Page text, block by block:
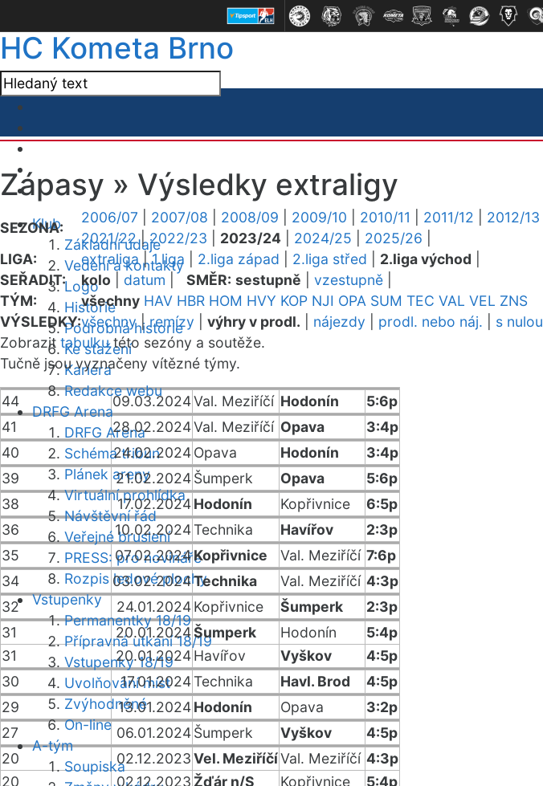
HC Kometa Brno
Klub
Základní údaje
Vedení a kontakty
Logo
Historie
Podrobná historie
Ke stažení
Kariéra
Redakce webu
DRFG Arena
DRFG Arena
Schéma tribun
Plánek areny
Virtuální prohlídka
Návštěvní řád
Veřejné bruslení
PRESS: pro novináře
Rozpis ledové plochy
Vstupenky
Permanentky 18/19
Přípravná utkání 18/19
Vstupenky 18/19
Uvolňování míst
Zvýhodněné
On-line
A-tým
Soupiska
Zápasy » Výsledky extraligy
SEZONA:
2006/07 2007/08 2008/09 2009/10 2010/11 2011/12 2012/13
2021/22|2022/23 2023/24 2024/25 2025/26
LIGA:
extraliga |1.liga 2.liga západ 2.liga střed 2.liga východ
SEŘADIT:
kolo datum SMĚR: sestupně vzestupně
TÝM:
všechny HAV HBR HOM HVY KOP NJI OPA SUM TEC VAL VEL ZNS
VÝSLEDKY:všechny|remízy výhry v prodl. nájezdy prodl. nebo náj. s nulou
Zobrazit tabulkutéto sezóny a soutěže.
Tučně jsou vyznačeny vítězné týmy.
44 09.03.2024Val. Meziříčí Hodonín
5:6p
41
28.02.2024Val. Meziříčí Opava
3:4p
40
24.02.2024Opava Hodonín
3:4p
39
21.02.2024Šumperk Opava
5:6p
38
17.02.2024Hodonín Kopřivnice
6:5p
36
10.02.2024Technika Havířov
2:3p
35
07.02.2024Kopřivnice Val. Meziříčí 7:6p
34
03.02.2024Technika Val. Meziříčí 4:3p
32
24.01.2024Kopřivnice Šumperk
2:3p
31
20.01.2024Šumperk Hodonín
5:4p
31
20.01.2024Havířov Vyškov
4:5p
30
17.01.2024Technika Havl. Brod
4:5p
29
13.01.2024Hodonín Opava
3:2p
27
06.01.2024Šumperk Vyškov
4:5p
20
02.12.2023Vel. MeziříčíVal. Meziříčí 4:3p
20
02.12.2023 Žďár n/S Kopřivnice
5:4p